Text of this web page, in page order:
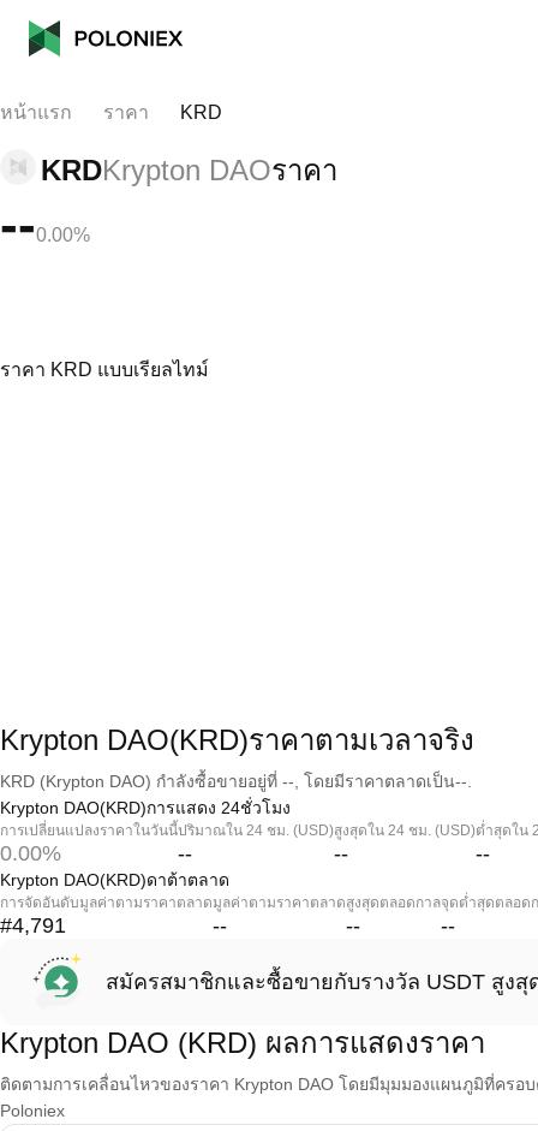
หน้าแรก ราคา KRD
KRDKrypton DAOราคา
--0.00%
ราคา KRD แบบเรียลไทม์
Krypton DAO(KRD)ราคาตามเวลาจริง
KRD (Krypton DAO) กำลังซื้อขายอยู่ที่ --, โดยมีราคาตลาดเป็น--.
Krypton DAO(KRD)การแสดง 24ชั่วโมง
การเปลี่ยนแปลงราคาในวันนี้
0.00%
ปริมาณใน 24 ชม. (USD)
--
สูงสุดใน 24 ชม. (USD)
--
ต่ำสุดใน
--
Krypton DAO(KRD)ดาต้าตลาด
การจัดอันดับมูลค่าตามราคาตลาด
#4,791
มูลค่าตามราคาตลาด
--
สูงสุดตลอดกาล
--
จุดต่ำสุดตลอด
--
สมัครสมาชิกและซื้อขายกับรางวัล USDT สูงสุ
Krypton DAO (KRD) ผลการแสดงราคา
ติดตามการเคลื่อนไหวของราคา Krypton DAO โดยมีมุมมองแผนภูมิที่คร
Poloniex